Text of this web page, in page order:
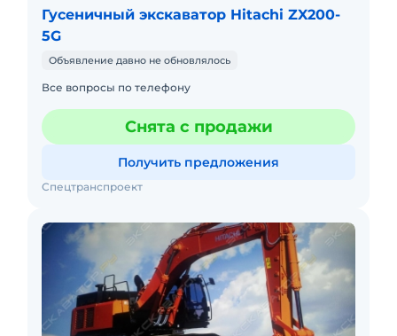
Гусеничный экскаватор Hitachi ZX200-
5G
Объявление давно не обновлялось
Все вопросы по телефону
Снята с продажи
Получить предложения
Спецтранспроект